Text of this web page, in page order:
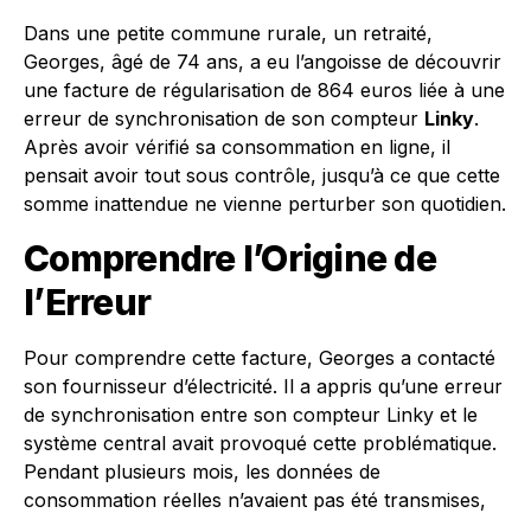
Dans une petite commune rurale, un retraité,
Georges, âgé de 74 ans, a eu l’angoisse de découvrir
une facture de régularisation de 864 euros liée à une
erreur de synchronisation de son compteur Linky.
Après avoir vérifié sa consommation en ligne, il
pensait avoir tout sous contrôle, jusqu’à ce que cette
somme inattendue ne vienne perturber son quotidien.
Comprendre l’Origine de
l’Erreur
Pour comprendre cette facture, Georges a contacté
son fournisseur d’électricité. Il a appris qu’une erreur
de synchronisation entre son compteur Linky et le
système central avait provoqué cette problématique.
Pendant plusieurs mois, les données de
consommation réelles n’avaient pas été transmises,